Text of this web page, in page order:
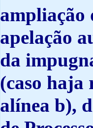
ampliação
apelação
da
(caso haja
alínea b),